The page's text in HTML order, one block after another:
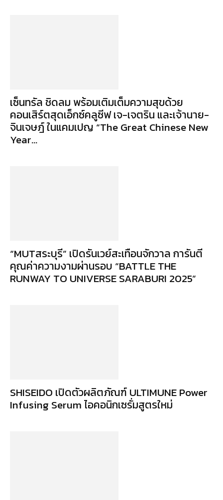
เซ็นทรัล ชิดลม พร้อมเติมเต็มความสุขด้วย
คอนเสิร์ตสุดเอ็กซ์คลูซีฟ เจ-เจตริน และเจ้านาย-
จินเจษฎ์ ในแคมเปญ “The Great Chinese New
Year...
“MUTสระบุรี” เปิดรันเวย์สะเทือนจักวาล การันตี
คุณค่าความงามผ่านรอบ “BATTLE THE
RUNWAY TO UNIVERSE SARABURI 2025”
SHISEIDO เปิดตัวผลิตภัณฑ์ ULTIMUNE Power
Infusing Serum ไอคอนิกเซรั่มสูตรใหม่